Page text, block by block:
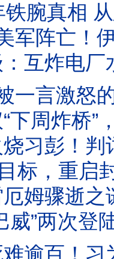
到囚笼制造者｜革命卫队
中心；习近平重手背刺普京
塞要封曼德海峡；曝马杜罗
怕？惊人数据曝光；庆贺
”多国，川普曝“不更迭政
这？王沪宁史无前例访朝，事关
战！俄国沙特卷入，中东大乱将至
场疾病 还是跨国暗杀
瀑布倒流！广西超市早高峰被洪水
去灾区？长征火箭首次